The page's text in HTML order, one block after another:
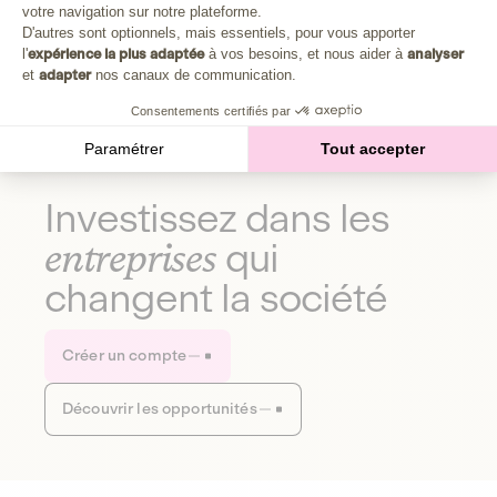
Plongez au cœur de la fabrique d'une autre économie,
celle qui fait du bien à la planète et aux humains.
Découvrir notre média
Investissez dans les
entreprises qui
changent la société
Créer un compte
Découvrir les opportunités
votre navigation sur notre plateforme.
D'autres sont optionnels, mais essentiels, pour vous apporter
l'expérience la plus adaptéeà vos besoins, et nous aider à analyser
et adapternos canaux de communication.
Consentements certifiés par
Paramétrer Tout accepter
Axeptio consent